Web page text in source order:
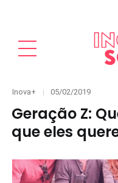
Categories
Inova+
Posted
05/02/2019
Geração Z:
que eles